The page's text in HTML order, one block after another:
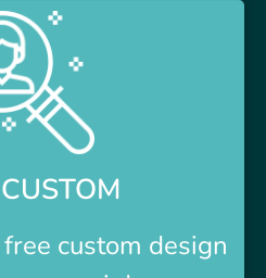
custom design